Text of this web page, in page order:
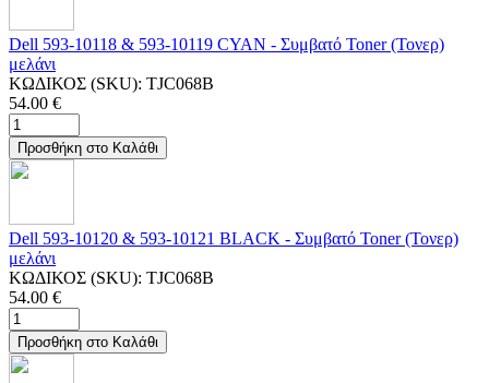
Dell 593-10118 & 593-10119 CYAN - Συμβατό Toner (Τονερ)
μελάνι
ΚΩΔΙΚΟΣ (SKU): TJC068B
54.00 €
Προσθήκη στο Καλάθι
Dell 593-10120 & 593-10121 BLACK - Συμβατό Toner (Τονερ)
μελάνι
ΚΩΔΙΚΟΣ (SKU): TJC068B
54.00 €
Προσθήκη στο Καλάθι